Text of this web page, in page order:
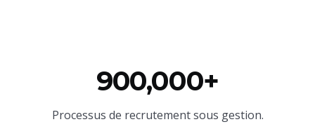
900,000+
Processus de recrutement sous gestion.